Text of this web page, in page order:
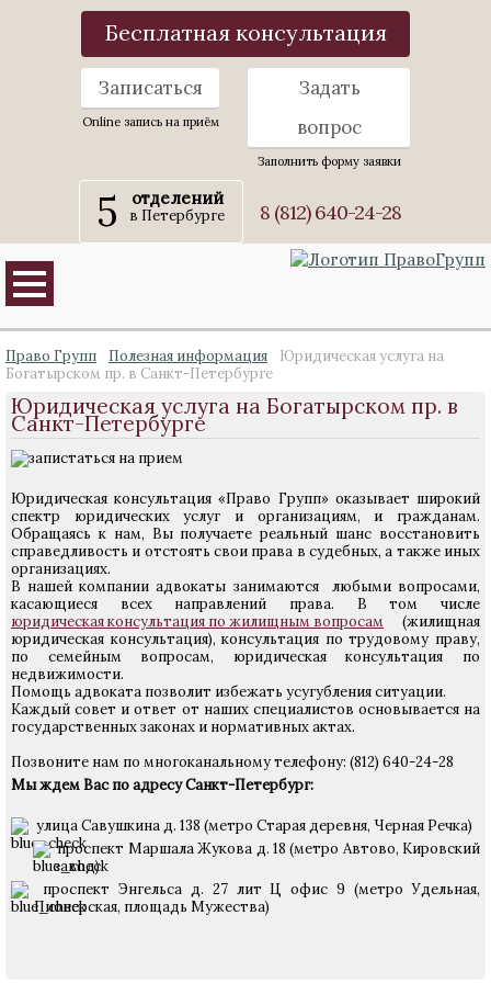
Бесплатная консультация
Записаться
Online запись на приём
Задать
вопрос
Заполнить форму заявки
5 отделений
в Петербурге 8 (812) 640-24-28
Право Групп Полезная информация
Юридическая услуга на
Богатырском пр. в Санкт-Петербурге
Юридическая услуга на Богатырском пр. в
Санкт-Петербурге
Юридическая консультация «Право Групп» оказывает широкий
спектр юридических услуг и организациям, и гражданам.
Обращаясь к нам, Вы получаете реальный шанс восстановить
справедливость и отстоять свои права в судебных, а также иных
организациях.
В нашей компании адвокаты занимаются любыми вопросами,
касающиеся всех направлений права. В том числе
юридическая консультация по жилищным вопросам (жилищная
юридическая консультация), консультация по трудовому праву,
по семейным вопросам, юридическая консультация по
недвижимости.
Помощь адвоката позволит избежать усугубления ситуации.
Каждый совет и ответ от наших специалистов основывается на
государственных законах и нормативных актах.
Позвоните нам по многоканальному телефону: (812) 640-24-28
Мы ждем Вас по адресу Санкт-Петербург:
улица Савушкина д. 138 (метро Старая деревня, Черная Речка)
проспект Маршала Жукова д. 18 (метро Автово, Кировский
завод)
проспект Энгельса д. 27 лит Ц офис 9 (метро Удельная,
Пионерская, площадь Мужества)